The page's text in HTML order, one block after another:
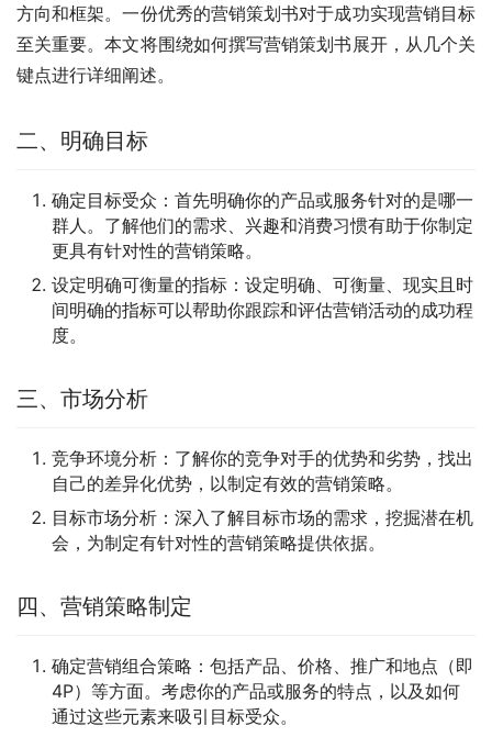
方向和框架。一份优秀的营销策划书对于成功实现营销目标
至关重要。本文将围绕如何撰写营销策划书展开，从几个关
键点进行详细阐述。
二、明确目标
确定目标受众：首先明确你的产品或服务针对的是哪一
群人。了解他们的需求、兴趣和消费习惯有助于你制定
更具有针对性的营销策略。
设定明确可衡量的指标：设定明确、可衡量、现实且时
间明确的指标可以帮助你跟踪和评估营销活动的成功程
度。
三、市场分析
竞争环境分析：了解你的竞争对手的优势和劣势，找出
自己的差异化优势，以制定有效的营销策略。
目标市场分析：深入了解目标市场的需求，挖掘潜在机
会，为制定有针对性的营销策略提供依据。
四、营销策略制定
确定营销组合策略：包括产品、价格、推广和地点（即
4P）等方面。考虑你的产品或服务的特点，以及如何
通过这些元素来吸引目标受众。